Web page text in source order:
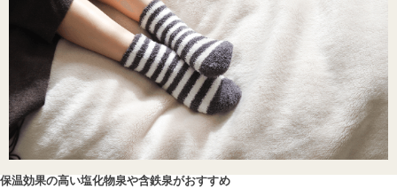
保温効果の高い塩化物泉や含鉄泉がおすすめ